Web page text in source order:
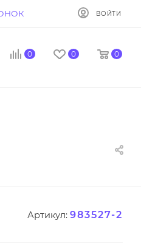
ВОЙТИ
0 0 0
Артикул: 983527-2